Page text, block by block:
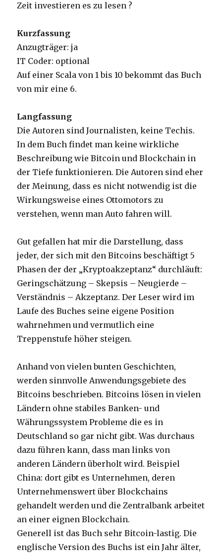
Zeit investieren es zu lesen ?
Kurzfassung
Anzugträger: ja
IT Coder: optional
Auf einer Scala von 1 bis 10 bekommt das Buch
von mir eine 6.
Langfassung
Die Autoren sind Journalisten, keine Techis.
In dem Buch findet man keine wirkliche
Beschreibung wie Bitcoin und Blockchain in
der Tiefe funktionieren. Die Autoren sind eher
der Meinung, dass es nicht notwendig ist die
Wirkungsweise eines Ottomotors zu
verstehen, wenn man Auto fahren will.
Gut gefallen hat mir die Darstellung, dass
jeder, der sich mit den Bitcoins beschäftigt 5
Phasen der der „Kryptoakzeptanz“ durchläuft:
Geringschätzung – Skepsis – Neugierde –
Verständnis – Akzeptanz. Der Leser wird im
Laufe des Buches seine eigene Position
wahrnehmen und vermutlich eine
Treppenstufe höher steigen.
Anhand von vielen bunten Geschichten,
werden sinnvolle Anwendungsgebiete des
Bitcoins beschrieben. Bitcoins lösen in vielen
Ländern ohne stabiles Banken- und
Währungssystem Probleme die es in
Deutschland so gar nicht gibt. Was durchaus
dazu führen kann, dass man links von
anderen Ländern überholt wird. Beispiel
China: dort gibt es Unternehmen, deren
Unternehmenswert über Blockchains
gehandelt werden und die Zentralbank arbeitet
an einer eignen Blockchain.
Generell ist das Buch sehr Bitcoin-lastig. Die
englische Version des Buchs ist ein Jahr älter,